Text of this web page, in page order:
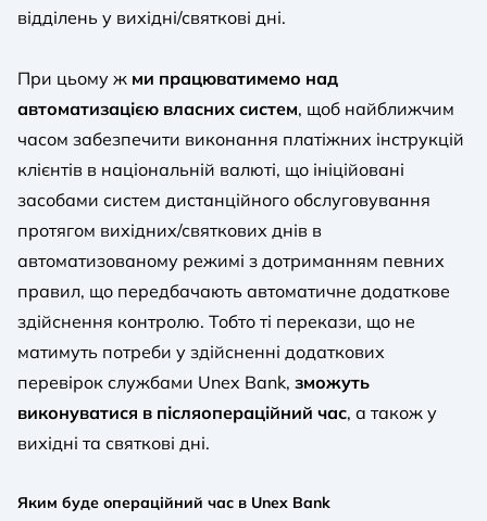
відділень у вихідні/святкові дні.
При цьому ж ми працюватимемо над
автоматизацією власних систем, щоб найближчим
часом забезпечити виконання платіжних інструкцій
клієнтів в національній валюті, що ініційовані
засобами систем дистанційного обслуговування
протягом вихідних/святкових днів в
автоматизованому режимі з дотриманням певних
правил, що передбачають автоматичне додаткове
здійснення контролю. Тобто ті перекази, що не
матимуть потреби у здійсненні додаткових
перевірок службами Unex Bank, зможуть
виконуватися в післяопераційний час, а також у
вихідні та святкові дні.
Яким буде операційний час в Unex Bank